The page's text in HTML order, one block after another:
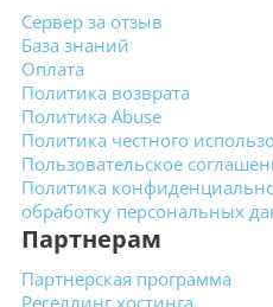
Сервер за отзыв
База знаний
Оплата
Политика возврата
Политика Abuse
Политика честного
Пользовательское
Политика
обработку персональных
Партнерам
Партнерская программа